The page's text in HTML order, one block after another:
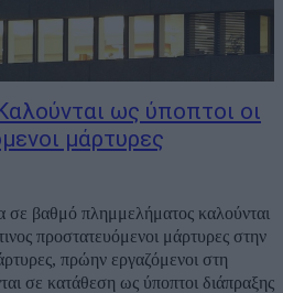
ως ύποπτοι οι
μάρτυρες
σε βαθμό πλημμελήματος καλούνται
προστατευόμενοι μάρτυρες στην
πρώην εργαζόμενοι στη
σε κατάθεση ως ύποπτοι διάπραξης